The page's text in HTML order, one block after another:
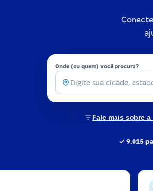
Onde (ou quem) você procura?
Fale mais sobre
✓ 9.015